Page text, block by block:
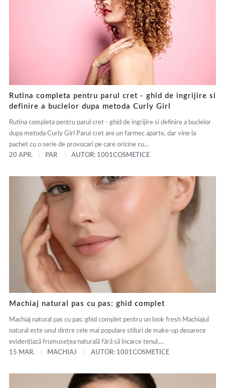
Rutina completa pentru parul cret - ghid de ingrijire si
definire a buclelor dupa metoda Curly Girl
Rutina completa pentru parul cret - ghid de ingrijire si definire a buclelor
dupa metoda Curly Girl Parul cret are un farmec aparte, dar vine la
pachet cu o serie de provocari pe care oricine cu...
20 APR.
PAR AUTOR: 1001COSMETICE
Machiaj natural pas cu pas: ghid complet
Machiaj natural pas cu pas: ghid complet pentru un look fresh Machiajul
natural este unul dintre cele mai populare stiluri de make-up deoarece
evidențiază frumusețea naturală fără să încarce tenul....
15 MAR.
MACHIAJ AUTOR: 1001COSMETICE